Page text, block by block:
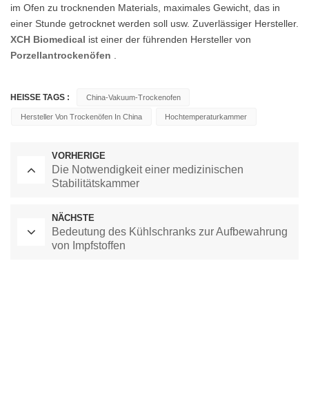
im Ofen zu trocknenden Materials, maximales Gewicht, das in
einer Stunde getrocknet werden soll usw. Zuverlässiger Hersteller.
XCH Biomedical ist einer der führenden Hersteller von
Porzellantrockenöfen
HEISSE TAGS : China-Vakuum-Trockenofen
Hersteller Von Trockenöfen In China Hochtemperaturkammer
VORHERIGE
Die Notwendigkeit einer medizinischen
Stabilitätskammer
NÄCHSTE
Bedeutung des Kühlschranks zur Aufbewahrung
von Impfstoffen